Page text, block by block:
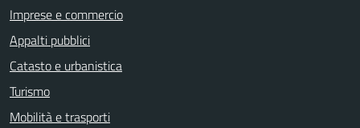
Imprese e commercio
Appalti pubblici
Catasto e urbanistica
Turismo
Mobilità e trasporti